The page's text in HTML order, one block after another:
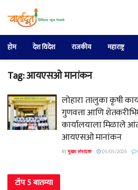
होम देश विदेश राजकीय महाराष्ट्र
Tag:आयएसओ मानांकन
लोहारा तालुका कृषी
गुणवत्ता आणि
कार्यालयाला मिळाले
आयएसओ मानांकन
BYमुख्य संपादक 05/05/2026
टॉप 5 बातम्या